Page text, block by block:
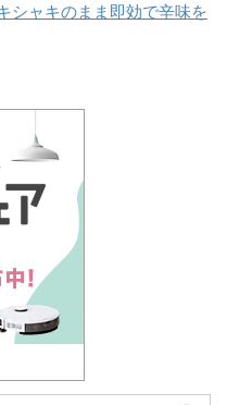
シャキのまま即効で辛味を